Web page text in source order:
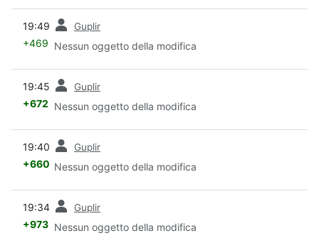
19:49 Guplir
+469 Nessun oggetto della modifica
19:45 Guplir
+672 Nessun oggetto della modifica
19:40 Guplir
+660 Nessun oggetto della modifica
19:34 Guplir
+973 Nessun oggetto della modifica